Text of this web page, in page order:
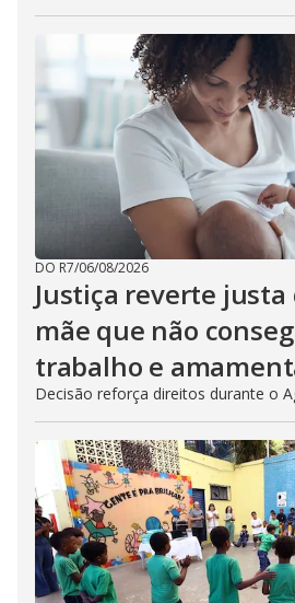
DO R7/06/08/2026
Justiça reverte justa
mãe que não
trabalho e
Decisão reforça direitos durante o